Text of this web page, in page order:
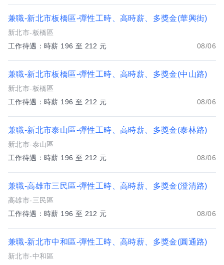
兼職-新北市板橋區-彈性工時、高時薪、多獎金(華興街)
新北市-板橋區
工作待遇：時薪 196 至 212 元
08/06
兼職-新北市板橋區-彈性工時、高時薪、多獎金(中山路)
新北市-板橋區
工作待遇：時薪 196 至 212 元
08/06
兼職-新北市泰山區-彈性工時、高時薪、多獎金(泰林路)
新北市-泰山區
工作待遇：時薪 196 至 212 元
08/06
兼職-高雄市三民區-彈性工時、高時薪、多獎金(澄清路)
高雄市-三民區
工作待遇：時薪 196 至 212 元
08/06
兼職-新北市中和區-彈性工時、高時薪、多獎金(圓通路)
新北市-中和區